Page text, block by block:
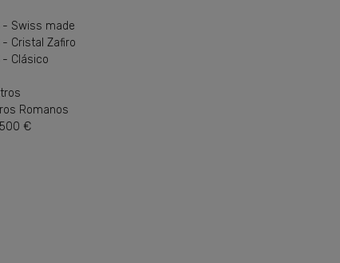
- Swiss made
- Cristal Zafiro
- Clásico
Romanos
500 €